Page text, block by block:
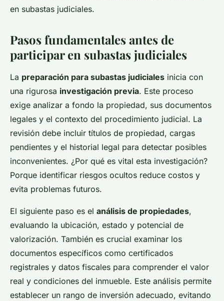
en subastas judiciales.
Pasos fundamentales antes de
participar en subastas judiciales
La preparación para subastas judiciales inicia con
una rigurosa investigación previa. Este proceso
exige analizar a fondo la propiedad, sus documentos
legales y el contexto del procedimiento judicial. La
revisión debe incluir títulos de propiedad, cargas
pendientes y el historial legal para detectar posibles
inconvenientes. ¿Por qué es vital esta investigación?
Porque identificar riesgos ocultos reduce costos y
evita problemas futuros.
El siguiente paso es el análisis de propiedades,
evaluando la ubicación, estado y potencial de
valorización. También es crucial examinar los
documentos específicos como certificados
registrales y datos fiscales para comprender el valor
real y condiciones del inmueble. Este análisis permite
establecer un rango de inversión adecuado, evitando